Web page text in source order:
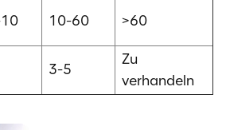
10-60 >60
3-5
Zu
verhandeln